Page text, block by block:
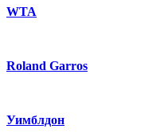
WTA
Roland Garros
Уимблдон